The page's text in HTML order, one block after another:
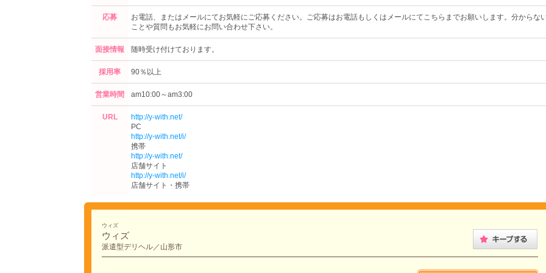
応募
お電話、またはメールにてお気軽にご応募ください。ご応募はお電話もしくはメールにてこちらまでお願いします。分からな
ことや質問もお気軽にお問い合わせ下さい。
面接情報 随時受け付けております。
採用率 90％以上
営業時間 am10:00～am3:00
URL
http://y-with.net/
PC
http://y-with.net/i/
携帯
http://y-with.net/
店舗サイト
http://y-with.net/i/
店舗サイト・携帯
ウィズ
ウィズ
派遣型デリヘル／山形市